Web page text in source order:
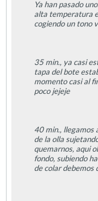
Ya han pasado
alta temperatura
cogiendo un tono
35 min., ya casi
tapa del bote
momento casi al
poco jejeje
40 min., llegamos
de la olla
quemarnos, aqui
fondo, subiendo
de colar